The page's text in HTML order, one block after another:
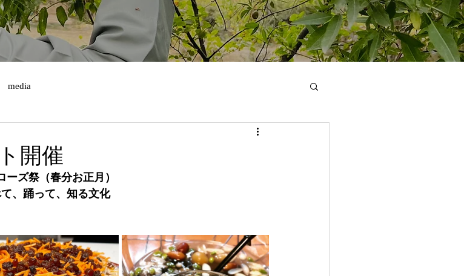
media
開催
ーズ祭（春分お正月）
、踊って、知る文化